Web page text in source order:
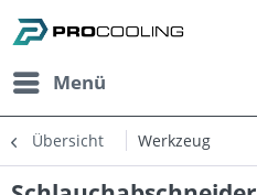
Menü
Übersicht Werkzeug